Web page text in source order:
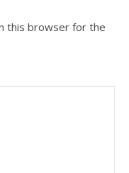
this browser for the